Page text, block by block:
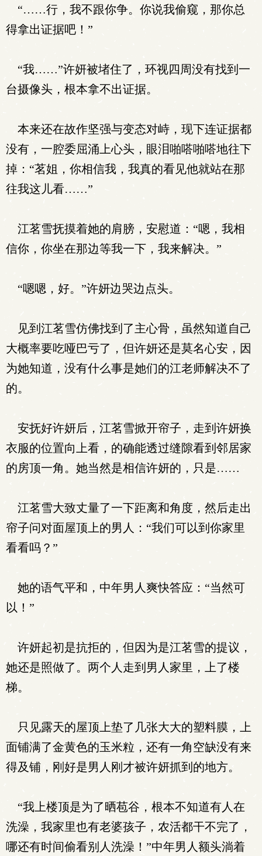
“……行，我不跟你争。你说我偷窥，那你总
得拿出证据吧！”
“我……”许妍被堵住了，环视四周没有找到一
台摄像头，根本拿不出证据。
本来还在故作坚强与变态对峙，现下连证据都
没有，一腔委屈涌上心头，眼泪啪嗒啪嗒地往下
掉：“茗姐，你相信我，我真的看见他就站在那
往我这儿看……”
江茗雪抚摸着她的肩膀，安慰道：“嗯，我相
信你，你坐在那边等我一下，我来解决。”
“嗯嗯，好。”许妍边哭边点头。
见到江茗雪仿佛找到了主心骨，虽然知道自己
大概率要吃哑巴亏了，但许妍还是莫名心安，因
为她知道，没有什么事是她们的江老师解决不了
的。
安抚好许妍后，江茗雪掀开帘子，走到许妍换
衣服的位置向上看，的确能透过缝隙看到邻居家
的房顶一角。她当然是相信许妍的，只是……
江茗雪大致丈量了一下距离和角度，然后走出
帘子问对面屋顶上的男人：“我们可以到你家里
看看吗？”
她的语气平和，中年男人爽快答应：“当然可
以！”
许妍起初是抗拒的，但因为是江茗雪的提议，
她还是照做了。两个人走到男人家里，上了楼
梯。
只见露天的屋顶上垫了几张大大的塑料膜，上
面铺满了金黄色的玉米粒，还有一角空缺没有来
得及铺，刚好是男人刚才被许妍抓到的地方。
“我上楼顶是为了晒苞谷，根本不知道有人在
洗澡，我家里也有老婆孩子，农活都干不完了，
哪还有时间偷看别人洗澡！”中年男人额头淌着